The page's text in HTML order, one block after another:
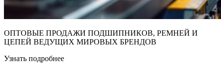
ОПТОВЫЕ ПРОДАЖИ ПОДШИПНИКОВ, РЕМНЕЙ И
ЦЕПЕЙ ВЕДУЩИХ МИРОВЫХ БРЕНДОВ
Узнать подробнее